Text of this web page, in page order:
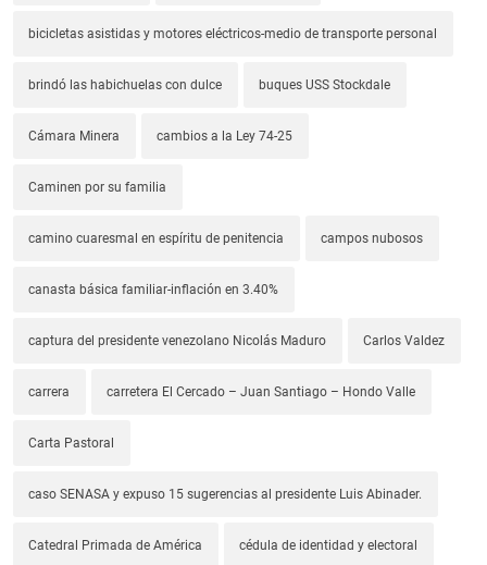
bicicletas asistidas y motores eléctricos-medio de transporte personal
brindó las habichuelas con dulce buques USS Stockdale
Cámara Minera cambios a la Ley 74-25
Caminen por su familia
camino cuaresmal en espíritu de penitencia campos nubosos
canasta básica familiar-inflación en 3.40%
captura del presidente venezolano Nicolás Maduro Carlos Valdez
carrera carretera El Cercado – Juan Santiago – Hondo Valle
Carta Pastoral
caso SENASA y expuso 15 sugerencias al presidente Luis Abinader.
Catedral Primada de América cédula de identidad y electoral